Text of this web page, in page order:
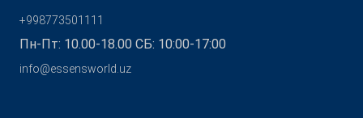
+998773501111
Пн-Пт: 10.00-18.00 СБ: 10:00-17:00
info@essensworld.uz